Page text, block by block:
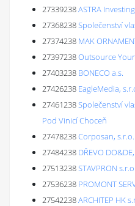
27339238ASTRA
27368238Společenství
27374238 MAK
27397238Outsource
27403238 BONECO a.s.
27426238 EagleMedia,
27461238Společenství
Pod Vinicí Choceň
27478238Corposan, s.r.o.
27484238 DŘEVO
27513238STAVPRON s.r.o.
27536238 PROMONT
27542238ARCHITEP HK